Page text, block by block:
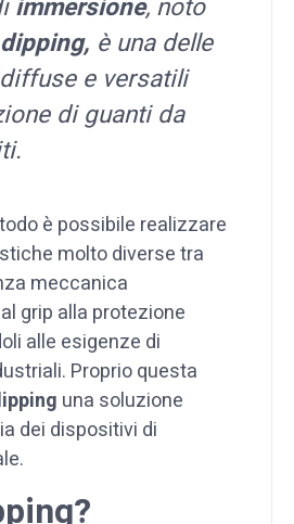
dipping, è una delle
e versatili
di guanti da
è possibile realizzare
molto diverse tra
meccanica
grip alla protezione
alle esigenze di
Proprio questa
una soluzione
dei dispositivi di